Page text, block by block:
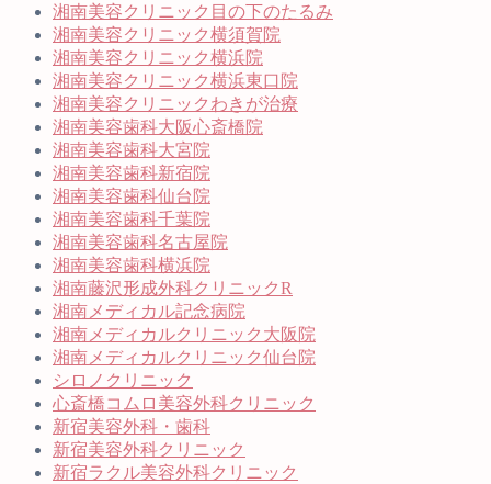
湘南美容クリニック目の下のたるみ
湘南美容クリニック横須賀院
湘南美容クリニック横浜院
湘南美容クリニック横浜東口院
湘南美容クリニックわきが治療
湘南美容歯科大阪心斎橋院
湘南美容歯科大宮院
湘南美容歯科新宿院
湘南美容歯科仙台院
湘南美容歯科千葉院
湘南美容歯科名古屋院
湘南美容歯科横浜院
湘南藤沢形成外科クリニックR
湘南メディカル記念病院
湘南メディカルクリニック大阪院
湘南メディカルクリニック仙台院
シロノクリニック
心斎橋コムロ美容外科クリニック
新宿美容外科・歯科
新宿美容外科クリニック
新宿ラクル美容外科クリニック